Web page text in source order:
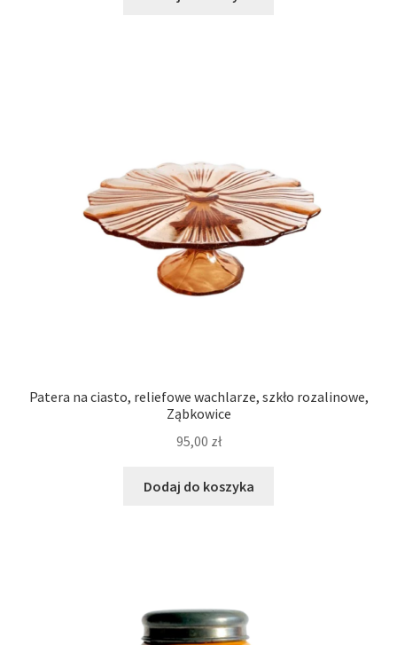
Patera na ciasto, reliefowe wachlarze, szkło rozalinowe,
Ząbkowice
95,00 zł
Dodaj do koszyka